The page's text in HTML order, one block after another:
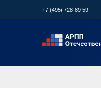
+7 (495) 728-89-59